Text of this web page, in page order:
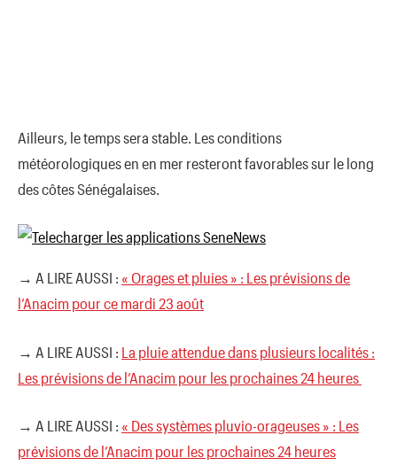
Ailleurs, le temps sera stable. Les conditions
météorologiques en en mer resteront favorables sur le long
des côtes Sénégalaises.
→ A LIRE AUSSI : « Orages et pluies » : Les prévisions de
l’Anacim pour ce mardi 23 août
→ A LIRE AUSSI : La pluie attendue dans plusieurs localités :
Les prévisions de l’Anacim pour les prochaines 24 heures
→ A LIRE AUSSI : « Des systèmes pluvio-orageuses » : Les
prévisions de l’Anacim pour les prochaines 24 heures